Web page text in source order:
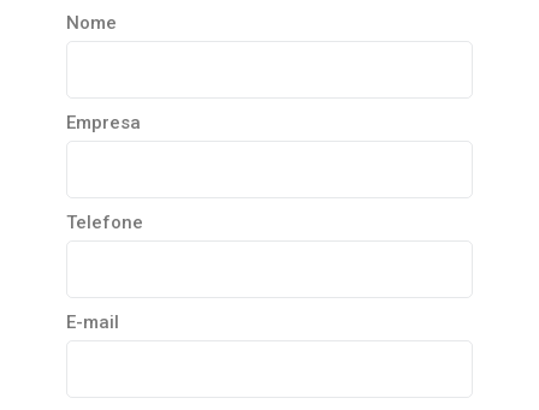
Nome
Empresa
Telefone
E-mail